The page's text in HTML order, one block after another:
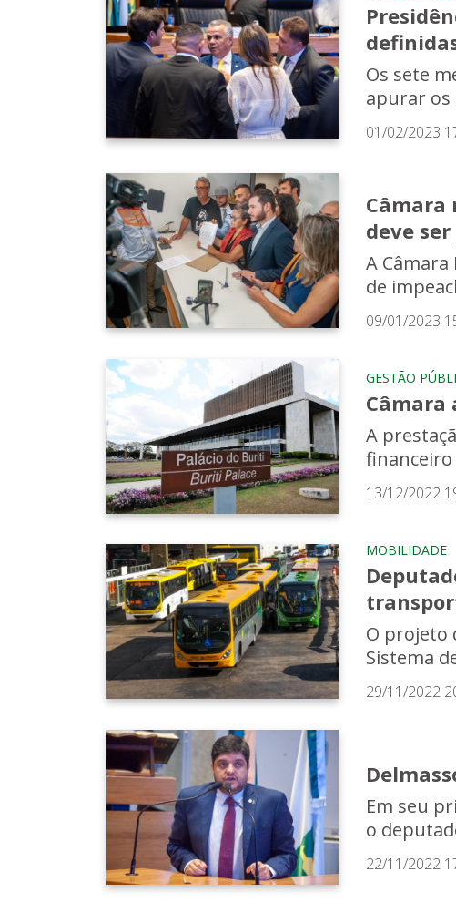
Os sete
apurar os
01/02/2023
Câmara
deve
A
de
09/01/2023
GESTÃO
Câmara
A
financeiro
13/12/2022
MOBILIDADE
O projeto
Sistema
29/11/2022
Em seu
o
22/11/2022